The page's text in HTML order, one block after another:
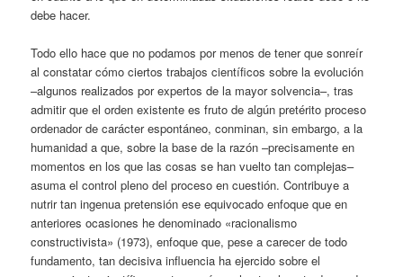
debe hacer.
Todo ello hace que no podamos por menos de tener que sonreír
al constatar cómo ciertos trabajos científicos sobre la evolución
–algunos realizados por expertos de la mayor solvencia–, tras
admitir que el orden existente es fruto de algún pretérito proceso
ordenador de carácter espontáneo, conminan, sin embargo, a la
humanidad a que, sobre la base de la razón –precisamente en
momentos en los que las cosas se han vuelto tan complejas–
asuma el control pleno del proceso en cuestión. Contribuye a
nutrir tan ingenua pretensión ese equivocado enfoque que en
anteriores ocasiones he denominado «racionalismo
constructivista» (1973), enfoque que, pese a carecer de todo
fundamento, tan decisiva influencia ha ejercido sobre el